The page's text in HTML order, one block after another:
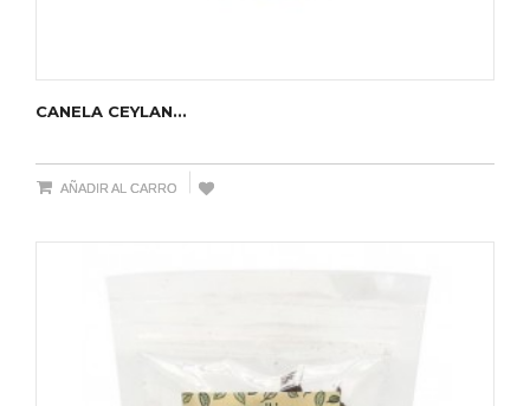
CANELA CEYLAN...
AÑADIR AL CARRO